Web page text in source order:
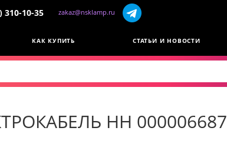
310-10-35 zakaz@nsklamp.ru
КАК КУПИТЬ СТАТЬИ И НОВОСТИ
НН 000006687